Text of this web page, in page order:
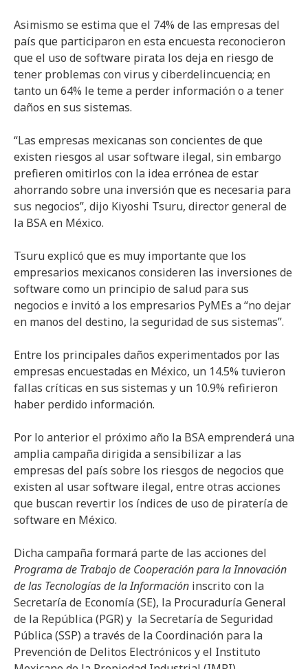
Asimismo se estima que el 74% de las empresas del
país que participaron en esta encuesta reconocieron
que el uso de software pirata los deja en riesgo de
tener problemas con virus y ciberdelincuencia; en
tanto un 64% le teme a perder información o a tener
daños en sus sistemas.
“Las empresas mexicanas son concientes de que
existen riesgos al usar software ilegal, sin embargo
prefieren omitirlos con la idea errónea de estar
ahorrando sobre una inversión que es necesaria para
sus negocios”, dijo Kiyoshi Tsuru, director general de
la BSA en México.
Tsuru explicó que es muy importante que los
empresarios mexicanos consideren las inversiones de
software como un principio de salud para sus
negocios e invitó a los empresarios PyMEs a “no dejar
en manos del destino, la seguridad de sus sistemas”.
Entre los principales daños experimentados por las
empresas encuestadas en México, un 14.5% tuvieron
fallas críticas en sus sistemas y un 10.9% refirieron
haber perdido información.
Por lo anterior el próximo año la BSA emprenderá una
amplia campaña dirigida a sensibilizar a las
empresas del país sobre los riesgos de negocios que
existen al usar software ilegal, entre otras acciones
que buscan revertir los índices de uso de piratería de
software en México.
Dicha campaña formará parte de las acciones del
Programa de Trabajo de Cooperación para la Innovación
de las Tecnologías de la Información inscrito con la
Secretaría de Economía (SE), la Procuraduría General
de la República (PGR) y la Secretaría de Seguridad
Pública (SSP) a través de la Coordinación para la
Prevención de Delitos Electrónicos y el Instituto